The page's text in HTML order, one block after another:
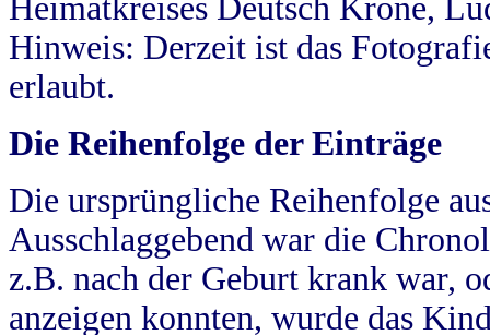
Heimatkreises Deutsch Krone,
Hinweis: Derzeit ist das
erlaubt.
Die Reihenfolge der Einträge
Die ursprüngliche Reihenfolge
Ausschlaggebend war die
z.B. nach der Geburt krank war,
anzeigen konnten, wurde das